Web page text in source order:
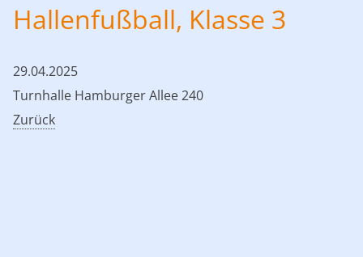
Hallenfußball, Klasse 3
29.04.2025
Turnhalle Hamburger Allee 240
Zurück